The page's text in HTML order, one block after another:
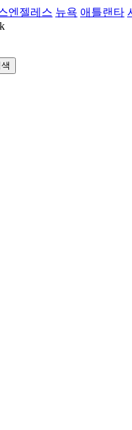
엔젤레스 뉴욕 애틀랜타